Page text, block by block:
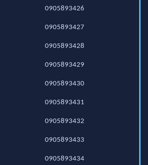
0905893426
0905893427
0905893428
0905893429
0905893430
0905893431
0905893432
0905893433
0905893434